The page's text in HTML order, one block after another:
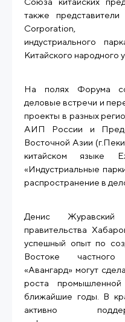
также
Corporation,
индустриального
Китайского народного
На полях Форума
деловые встречи и
проекты в разных
АИП России и
Восточной Азии
китайском языке
«Индустриальные
распространение в
Денис
правительства
успешный опыт по
Востоке частного
«Авангард» могут
роста
ближайшие годы. В
активно